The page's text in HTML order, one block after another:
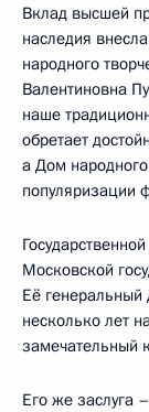
Вклад высшей
наследия
народного
Валентиновна
наше
обретает
а Дом
популяризации
Московской
Её
несколько лет
замечательный
Его же заслуга